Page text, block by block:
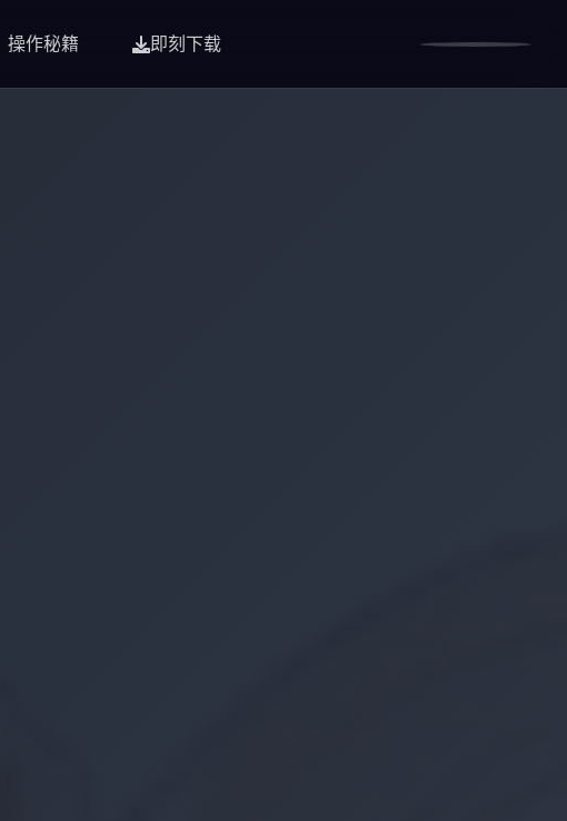
操作秘籍 即刻下载